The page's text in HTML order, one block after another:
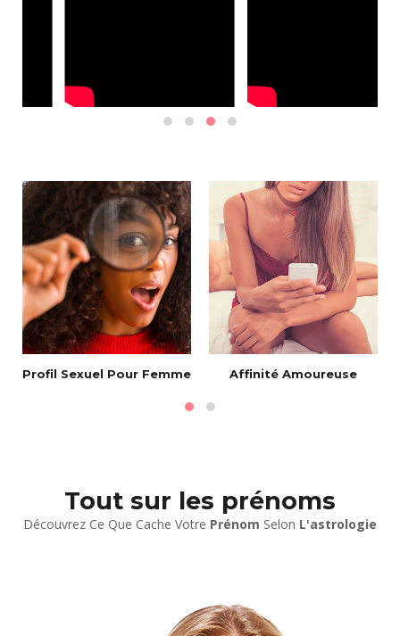
Profil Sexuel Pour Femme Affinité Amoureuse
Tout sur les prénoms
Découvrez Ce Que Cache Votre Prénom Selon L'astrologie